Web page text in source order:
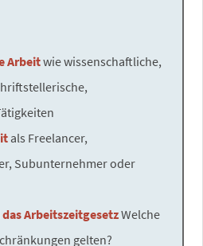
Arbeitwie wissenschaftliche,
als Freelancer,
Subunternehmer oder
ArbeitszeitgesetzWelche
gelten?